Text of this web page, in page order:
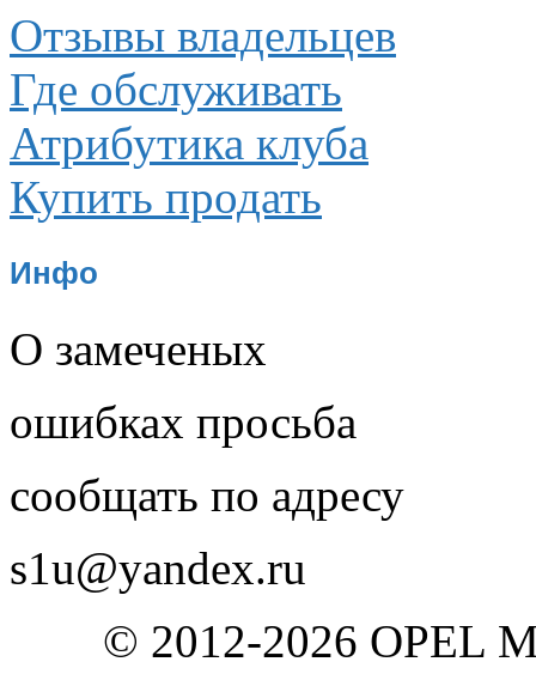
Отзывы владельцев
Где обслуживать
Атрибутика клуба
Купить продать
Инфо
О замеченых
ошибках просьба
сообщать по адресу
s1u@yandex.ru
© 2012-2026 OPEL